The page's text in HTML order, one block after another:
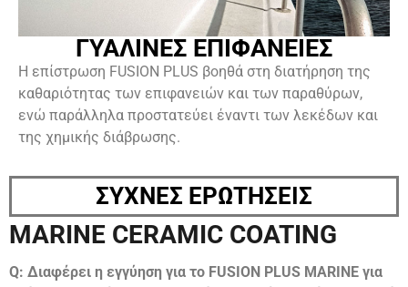
ΓΥΑΛΙΝΕΣ ΕΠΙΦΑΝΕΙΕΣ
Η επίστρωση FUSION PLUS βοηθά στη διατήρηση της
καθαριότητας των επιφανειών και των παραθύρων,
ενώ παράλληλα προστατεύει έναντι των λεκέδων και
της χημικής διάβρωσης.
ΣΥΧΝΕΣ ΕΡΩΤΗΣΕΙΣ
MARINE CERAMIC COATING
Q: Διαφέρει η εγγύηση για το FUSION PLUS MARINE για